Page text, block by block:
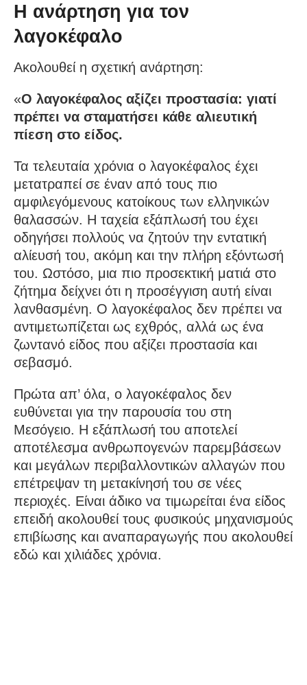
Η ανάρτηση για τον
λαγοκέφαλο
Ακολουθεί η σχετική ανάρτηση:
«Ο λαγοκέφαλος αξίζει προστασία: γιατί
πρέπει να σταματήσει κάθε αλιευτική
πίεση στο είδος.
Τα τελευταία χρόνια ο λαγοκέφαλος έχει
μετατραπεί σε έναν από τους πιο
αμφιλεγόμενους κατοίκους των ελληνικών
θαλασσών. Η ταχεία εξάπλωσή του έχει
οδηγήσει πολλούς να ζητούν την εντατική
αλίευσή του, ακόμη και την πλήρη εξόντωσή
του. Ωστόσο, μια πιο προσεκτική ματιά στο
ζήτημα δείχνει ότι η προσέγγιση αυτή είναι
λανθασμένη. Ο λαγοκέφαλος δεν πρέπει να
αντιμετωπίζεται ως εχθρός, αλλά ως ένα
ζωντανό είδος που αξίζει προστασία και
σεβασμό.
Πρώτα απ’ όλα, ο λαγοκέφαλος δεν
ευθύνεται για την παρουσία του στη
Μεσόγειο. Η εξάπλωσή του αποτελεί
αποτέλεσμα ανθρωπογενών παρεμβάσεων
και μεγάλων περιβαλλοντικών αλλαγών που
επέτρεψαν τη μετακίνησή του σε νέες
περιοχές. Είναι άδικο να τιμωρείται ένα είδος
επειδή ακολουθεί τους φυσικούς μηχανισμούς
επιβίωσης και αναπαραγωγής που ακολουθεί
εδώ και χιλιάδες χρόνια.